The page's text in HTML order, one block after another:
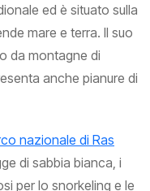
ed è situato sulla
mare e terra. Il suo
da montagne di
anche pianure di
nazionale di Ras
di sabbia bianca, i
per lo snorkeling e le